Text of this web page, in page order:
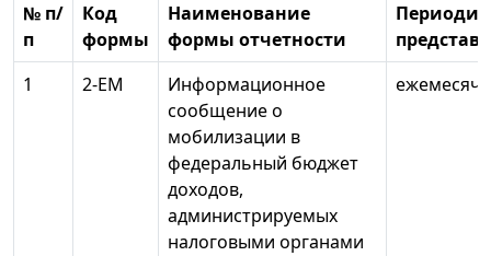
№ п/
п
Код
формы
Наименование
формы отчетности
1
2-ЕМ
Информационное
сообщение о
мобилизации в
федеральный бюджет
доходов,
администрируемых
налоговыми органами